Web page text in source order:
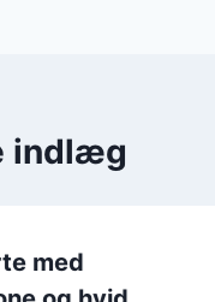
indlæg
med